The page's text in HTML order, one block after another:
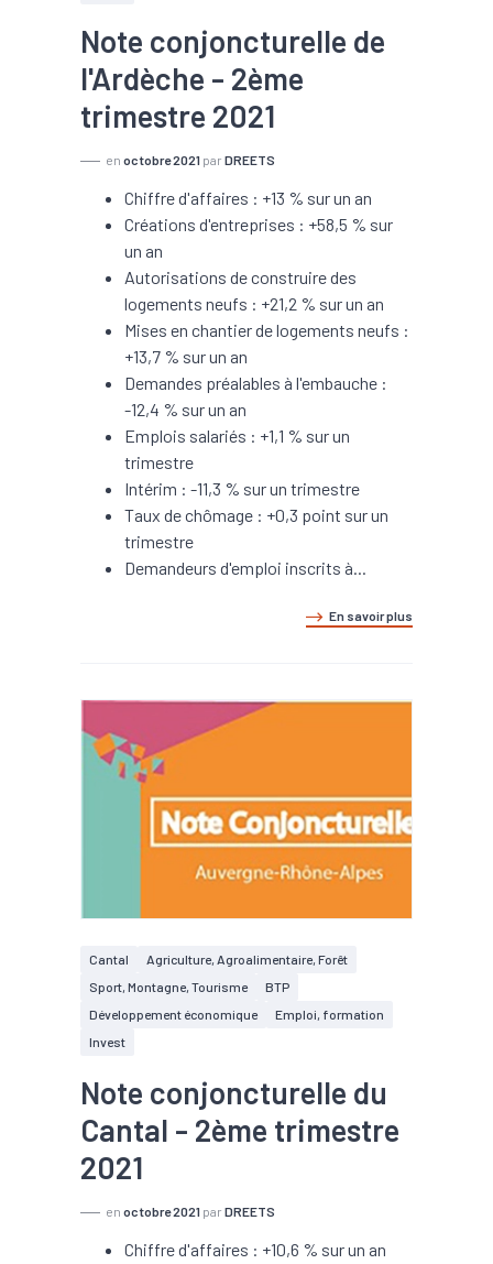
Note conjoncturelle de
l'Ardèche - 2ème
trimestre 2021
en octobre 2021 par DREETS
Chiffre d'affaires : +13 % sur un an
Créations d'entreprises : +58,5 % sur
un an
Autorisations de construire des
logements neufs : +21,2 % sur un an
Mises en chantier de logements neufs :
+13,7 % sur un an
Demandes préalables à l'embauche :
-12,4 % sur un an
Emplois salariés : +1,1 % sur un
trimestre
Intérim : -11,3 % sur un trimestre
Taux de chômage : +0,3 point sur un
trimestre
Demandeurs d'emploi inscrits à...
En savoir plus
Cantal
Agriculture, Agroalimentaire, Forêt
Sport, Montagne, Tourisme
BTP
Développement économique
Emploi, formation
Invest
Note conjoncturelle du
Cantal - 2ème trimestre
2021
en octobre 2021 par DREETS
Chiffre d'affaires : +10,6 % sur un an